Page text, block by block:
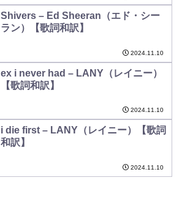
Shivers – Ed Sheeran（エド・シー
ラン）【歌詞和訳】
2024.11.10
ex i never had – LANY（レイニー）
【歌詞和訳】
2024.11.10
i die first – LANY（レイニー）【歌詞
和訳】
2024.11.10